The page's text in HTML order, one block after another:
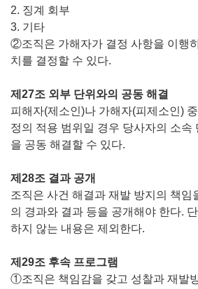
2. 징계 회부
3. 기타
②조직은 가해자가 결정 사항을 이행
치를 결정할 수 있다.
제27조 외부 단위와의 공동 해결
피해자(제소인)나 가해자(피제소인)
정의 적용 범위일 경우 당사자의 소속
을 공동 해결할 수 있다.
제28조 결과 공개
조직은 사건 해결과 재발 방지의 책임
의 경과와 결과 등을 공개해야 한다.
하지 않는 내용은 제외한다.
제29조 후속 프로그램
①조직은 책임감을 갖고 성찰과 재발